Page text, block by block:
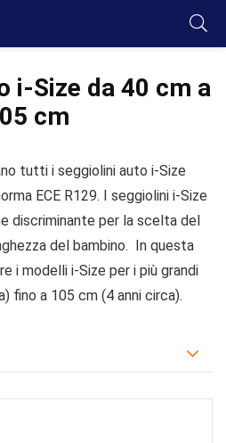
i-Size da 40 cm a
cm
tutti i seggiolini auto i-Size
ECE R129. I seggiolini i-Size
discriminante per la scelta del
del bambino. In questa
i modelli i-Size per i più grandi
fino a 105 cm (4 anni circa).